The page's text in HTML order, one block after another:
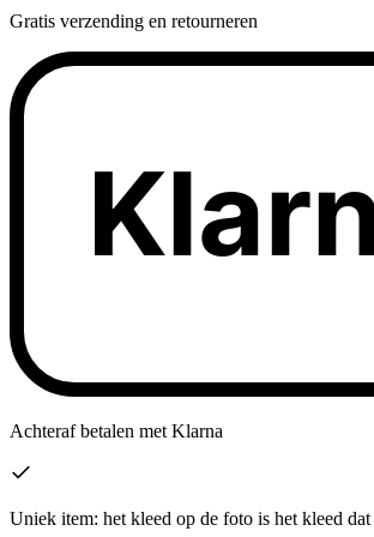
Gratis verzending en retourneren
Achteraf betalen met Klarna
Uniek item: het kleed op de foto is het kleed